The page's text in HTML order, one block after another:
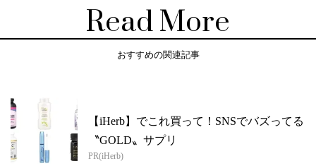
Read More
おすすめの関連記事
【iHerb】でこれ買って！SNSでバズってる
〝GOLD〟サプリ
PR(iHerb)